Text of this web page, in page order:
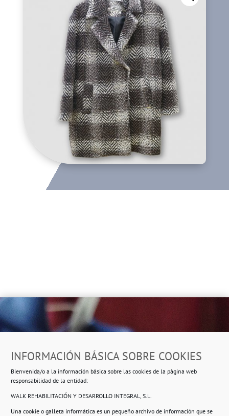
INFORMACIÓN BÁSICA SOBRE COOKIES
Bienvenida/o a la información básica sobre las cookies de la página web
responsabilidad de la entidad:
WALK REHABILITACIÓN Y DESARROLLO INTEGRAL, S.L.
Una cookie o galleta informática es un pequeño archivo de información que se
Ropero Solidario de Usera
Beasáin 25-33posterior, local 3 – 28041 Madrid